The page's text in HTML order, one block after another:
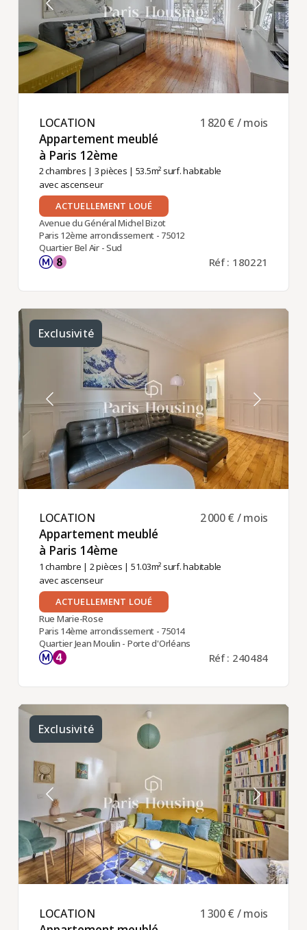
LOCATION ​
Appartement meublé
à Paris 12ème ​
2 chambres | 3 pièces | 53.5m² surf. habitable
avec ascenseur
1 820 € / mois
ACTUELLEMENT LOUÉ
Avenue du Général Michel Bizot
Paris 12ème arrondissement - 75012
Quartier Bel Air - Sud
Réf : 180221
Exclusivité
LOCATION ​
Appartement meublé
à Paris 14ème ​
1 chambre | 2 pièces | 51.03m² surf. habitable
avec ascenseur
2 000 € / mois
ACTUELLEMENT LOUÉ
Rue Marie-Rose
Paris 14ème arrondissement - 75014
Quartier Jean Moulin - Porte d'Orléans
Réf : 240484
Exclusivité
LOCATION ​ 1 300 € / mois